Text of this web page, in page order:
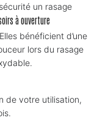
un rasage
à ouverture
bénéficient d’une
lors du rasage
de votre utilisation,